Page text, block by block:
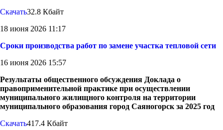
Скачать32.8 Кбайт
18 июня 2026 11:17
Сроки производства работ по замене участка тепловой сети
16 июня 2026 15:57
Результаты общественного обсуждения Доклада о
правоприменительной практике при осуществлении
муниципального жилищного контроля на территории
муниципального образования город Саяногорск за 2025 год
Скачать417.4 Кбайт